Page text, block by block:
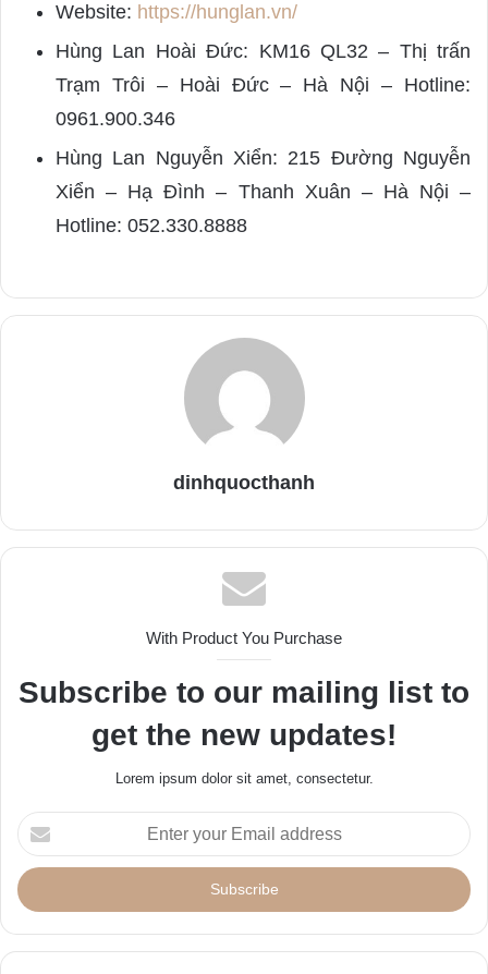
Website: https://hunglan.vn/
Hùng Lan Hoài Đức: KM16 QL32 – Thị trấn
Trạm Trôi – Hoài Đức – Hà Nội – Hotline:
0961.900.346
Hùng Lan Nguyễn Xiển: 215 Đường Nguyễn
Xiển – Hạ Đình – Thanh Xuân – Hà Nội –
Hotline: 052.330.8888
dinhquocthanh
With Product You Purchase
Subscribe to our mailing list to
get the new updates!
Lorem ipsum dolor sit amet, consectetur.
E
n
e
y